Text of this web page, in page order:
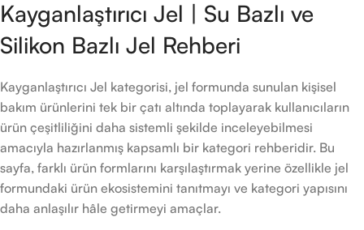
Kayganlaştırıcı Jel | Su Bazlı ve
Silikon Bazlı Jel Rehberi
Kayganlaştırıcı Jel kategorisi, jel formunda sunulan kişisel
bakım ürünlerini tek bir çatı altında toplayarak kullanıcıların
ürün çeşitliliğini daha sistemli şekilde inceleyebilmesi
amacıyla hazırlanmış kapsamlı bir kategori rehberidir. Bu
sayfa, farklı ürün formlarını karşılaştırmak yerine özellikle jel
formundaki ürün ekosistemini tanıtmayı ve kategori yapısını
daha anlaşılır hâle getirmeyi amaçlar.